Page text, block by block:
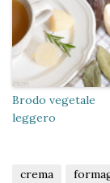
Brodo vegetale
leggero
crema